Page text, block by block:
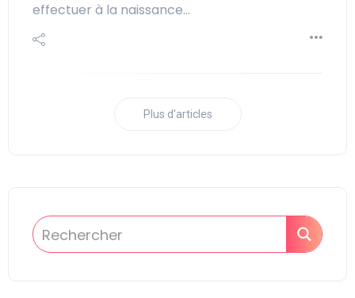
effectuer à la naissance…
Plus d'articles